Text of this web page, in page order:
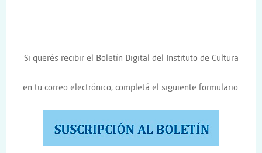
Si querés recibir el Boletín Digital del Instituto de Cultura
en tu correo electrónico, completá el siguiente formulario: